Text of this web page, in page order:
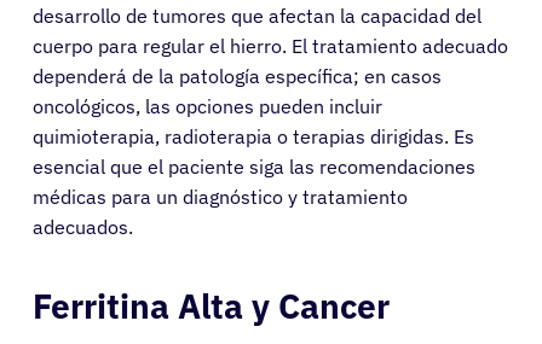
desarrollo de tumores que afectan la capacidad del
cuerpo para regular el hierro. El tratamiento adecuado
dependerá de la patología específica; en casos
oncológicos, las opciones pueden incluir
quimioterapia, radioterapia o terapias dirigidas. Es
esencial que el paciente siga las recomendaciones
médicas para un diagnóstico y tratamiento
adecuados.
Ferritina Alta y Cancer